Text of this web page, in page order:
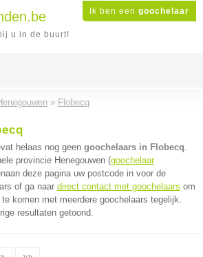
Ik ben een goochelaar
u in de buurt!
» Flobecq
helaas nog geen goochelaars in Flobecq.
provincie Henegouwen (goochelaar
deze pagina uw postcode in voor de
of ga naar direct contact met goochelaars om
komen met meerdere goochelaars tegelijk.
resultaten getoond.